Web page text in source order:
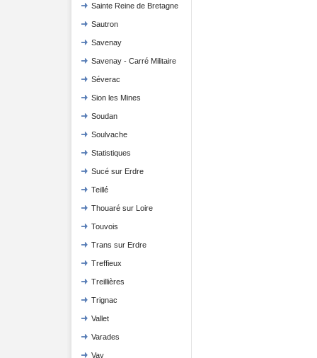
Sainte Reine de Bretagne
Sautron
Savenay
Savenay - Carré Militaire
Séverac
Sion les Mines
Soudan
Soulvache
Statistiques
Sucé sur Erdre
Teillé
Thouaré sur Loire
Touvois
Trans sur Erdre
Treffieux
Treillières
Trignac
Vallet
Varades
Vay